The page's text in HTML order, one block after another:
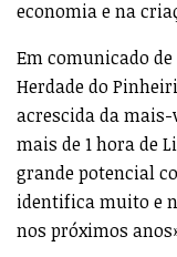
economia e na
Em comunicado
Herdade do
acrescida da
mais de 1 hora de
grande potencial
identifica muito e
nos próximos